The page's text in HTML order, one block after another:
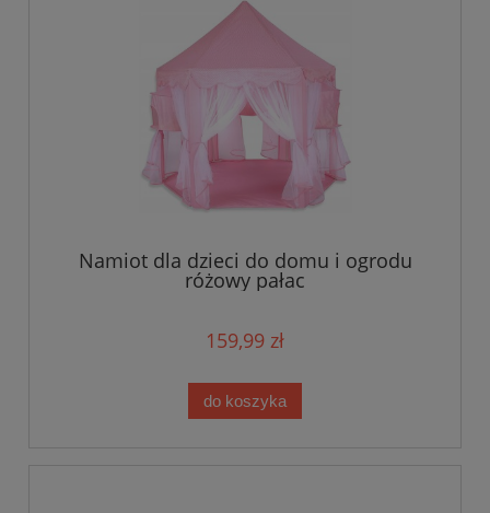
Namiot dla dzieci do domu i ogrodu
różowy pałac
159,99 zł
do koszyka